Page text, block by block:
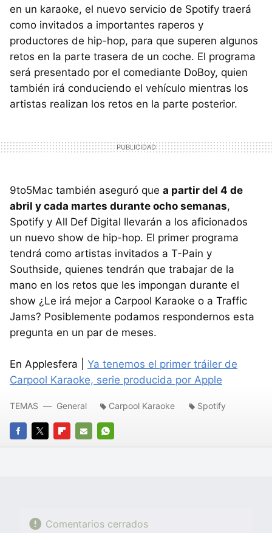
en un karaoke, el nuevo servicio de Spotify traerá
como invitados a importantes raperos y
productores de hip-hop, para que superen algunos
retos en la parte trasera de un coche. El programa
será presentado por el comediante DoBoy, quien
también irá conduciendo el vehículo mientras los
artistas realizan los retos en la parte posterior.
9to5Mac también aseguró que a partir del 4 de
abril y cada martes durante ocho semanas,
Spotify y All Def Digital llevarán a los aficionados
un nuevo show de hip-hop. El primer programa
tendrá como artistas invitados a T-Pain y
Southside, quienes tendrán que trabajar de la
mano en los retos que les impongan durante el
show ¿Le irá mejor a Carpool Karaoke o a Traffic
Jams? Posiblemente podamos respondernos esta
pregunta en un par de meses.
En Applesfera | Ya tenemos el primer tráiler de
Carpool Karaoke, serie producida por Apple
FACEBOOK
TWITTERFLIPBOARD
E-
WHATSAPP
TEMAS General Carpool Karaoke Spotify
Comentarios cerrados